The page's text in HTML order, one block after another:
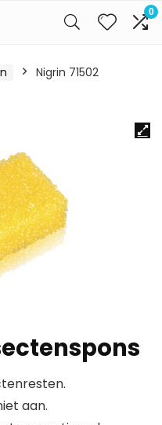
0
Nigrin 71502
aan.